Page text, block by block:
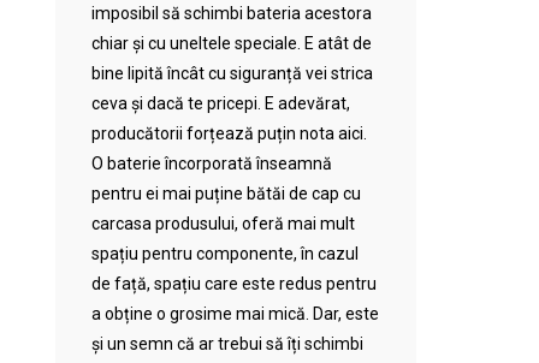
imposibil să schimbi bateria acestora
chiar și cu uneltele speciale. E atât de
bine lipită încât cu siguranță vei strica
ceva și dacă te pricepi. E adevărat,
producătorii forțează puțin nota aici.
O baterie încorporată înseamnă
pentru ei mai puține bătăi de cap cu
carcasa produsului, oferă mai mult
spațiu pentru componente, în cazul
de față, spațiu care este redus pentru
a obține o grosime mai mică. Dar, este
și un semn că ar trebui să îți schimbi